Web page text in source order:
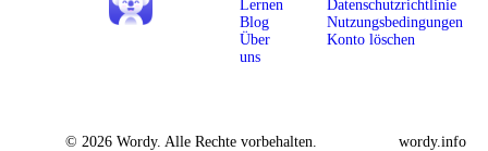
Lernen
Blog
Über
uns
Datenschutzrichtlinie
Nutzungsbedingungen
Konto löschen
© 2026 Wordy. Alle Rechte vorbehalten. wordy.info